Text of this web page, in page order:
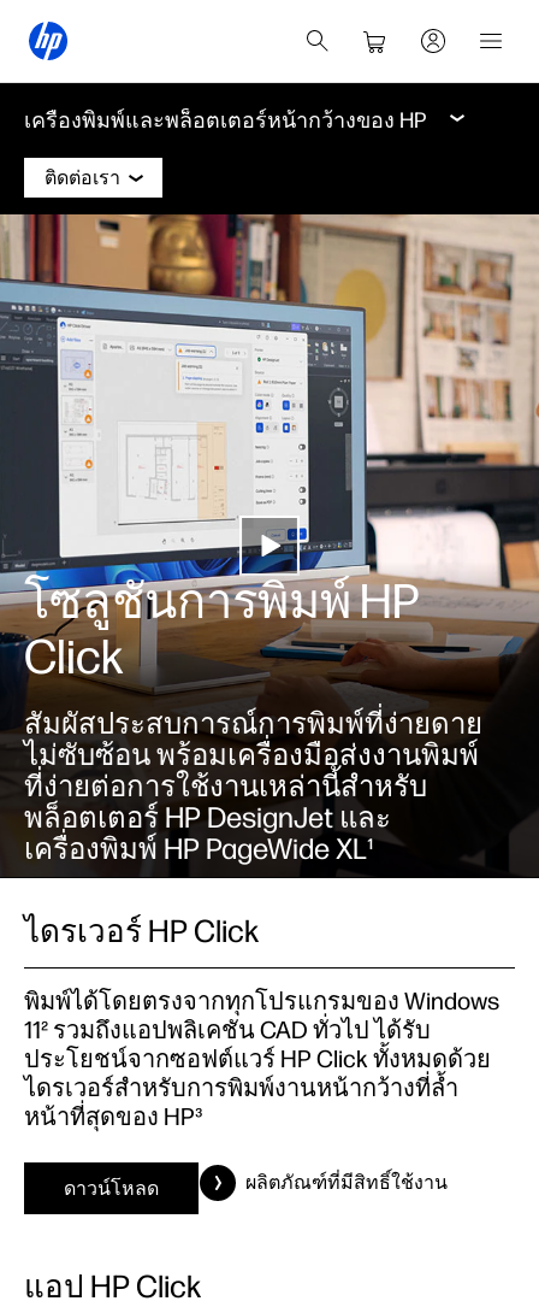
เครื่องพิมพ์และพล็อตเตอร์หน้ากว้างของ HP
ติดต่อเรา
โซลูชันการพิมพ์ HP
Click
สัมผัสประสบการณ์การพิมพ์ที่ง่ายดาย
ไม่ซับซ้อน พร้อมเครื่องมือส่งงานพิมพ์
ที่ง่ายต่อการใช้งานเหล่านี้สําหรับ
พล็อตเตอร์ HP DesignJet และ
เครื่องพิมพ์ HP PageWide XL¹
ไดรเวอร์ HP Click
พิมพ์ได้โดยตรงจากทุกโปรแกรมของ Windows
11² รวมถึงแอปพลิเคชัน CAD ทั่วไป ได้รับ
ประโยชน์จากซอฟต์แวร์ HP Click ทั้งหมดด้วย
ไดรเวอร์สำหรับการพิมพ์งานหน้ากว้างที่ล้ำ
หน้าที่สุดของ HP³
ดาวน์โหลด ผลิตภัณฑ์ที่มีสิทธิ์ใช้งาน
แอป HP Click